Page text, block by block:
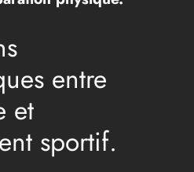
entre
et
sportif.